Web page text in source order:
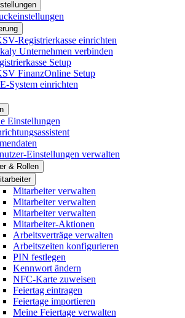
Registrierkasse einrichten
Unternehmen verbinden
Setup
FinanzOnline Setup
System einrichten
Einstellungen
Einstellungen verwalten
& Rollen
Mitarbeiter verwalten
Mitarbeiter verwalten
Mitarbeiter verwalten
Mitarbeiter-Aktionen
Arbeitsverträge verwalten
Arbeitszeiten konfigurieren
PIN festlegen
Kennwort ändern
NFC-Karte zuweisen
Feiertag eintragen
Feiertage importieren
Meine Feiertage verwalten